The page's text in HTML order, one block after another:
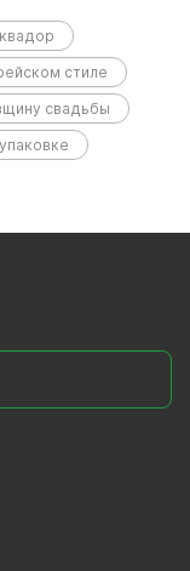
стиле
свадьбы